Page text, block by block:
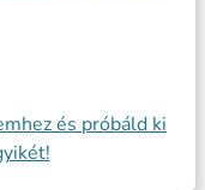
és próbáld ki